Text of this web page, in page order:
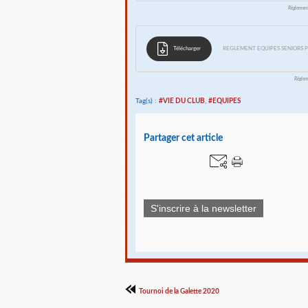
Télécharger REGLEMENT EQUIPES SENIORS
Tag(s) : #VIE DU CLUB, #EQUIPES
Partager cet article
S'inscrire à la newsletter
Tournoi de la Galette 2020